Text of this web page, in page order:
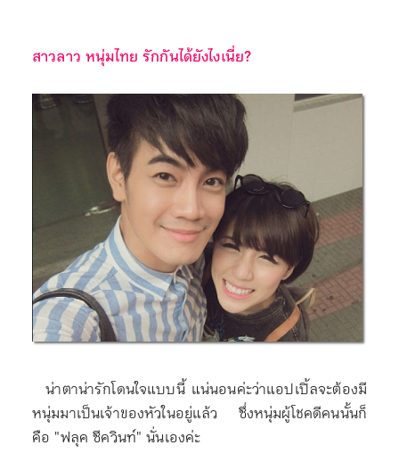
สาวลาว หนุ่มไทย รักกันได้ยังไงเนี่ย?
น่าตาน่ารักโดนใจแบบนี้ แน่นอนค่ะว่าแอปเปิ้ลจะต้องมี
หนุ่มมาเป็นเจ้าของหัวในอยู่แล้ว ซึ่งหนุ่มผู้โชคดีคนนั้นก็
คือ "ฟลุค ซีควินท์" นั่นเองค่ะ